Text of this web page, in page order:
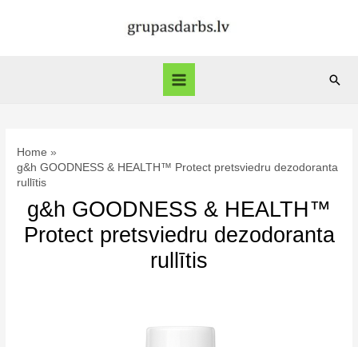
Main
Home
g&h GOODNESS & HEALTH™ Protect pretsviedru dezodoranta
rullītis
g&h GOODNESS & HEALTH™
Protect pretsviedru dezodoranta
rullītis